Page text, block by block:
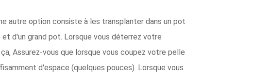
autre option consiste à les transplanter dans un pot
d'un grand pot. Lorsque vous déterrez votre
Assurez-vous que lorsque vous coupez votre pelle
d'espace (quelques pouces). Lorsque vous